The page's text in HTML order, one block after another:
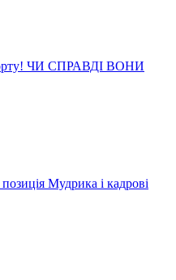
ЧИ СПРАВДІ ВОНИ
Мудрика і кадрові